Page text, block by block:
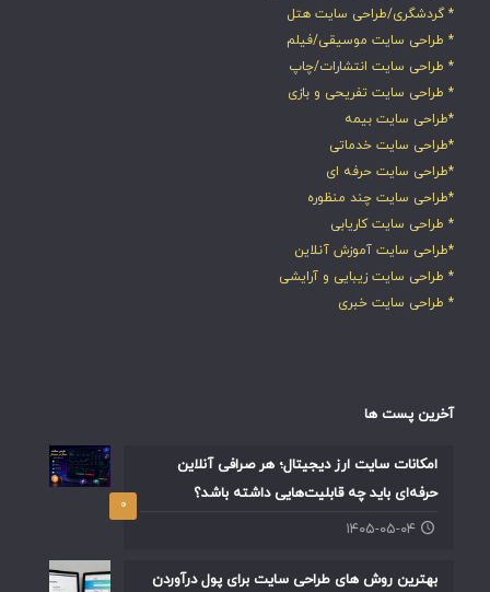
* گردشگری/طراحی سایت هتل
* طراحی سایت موسیقی/فیلم
* طراحی سایت انتشارات/چاپ
* طراحی سایت تفریحی و بازی
*طراحی سایت بیمه
*طراحی سایت خدماتی
*طراحی سایت حرفه ای
*طراحی سایت چند منظوره
* طراحی سایت کاریابی
*طراحی سایت آموزش آنلاین
* طراحی سایت زیبایی و آرایشی
* طراحی سایت خبری
آخرین پست ها
۰
امکانات سایت ارز دیجیتال؛ هر صرافی آنلاین
حرفه‌ای باید چه قابلیت‌هایی داشته باشد؟
۱۴۰۵-۰۵-۰۴
بهترین روش های طراحی سایت برای پول درآوردن